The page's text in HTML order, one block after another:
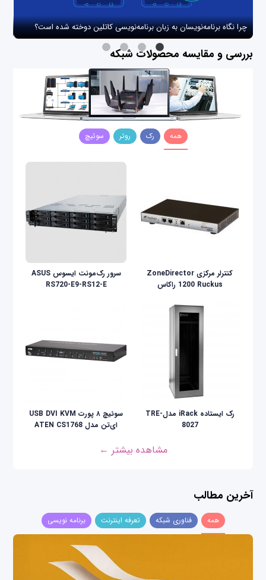
چرا نگاه برنامه‌نویسان به زبان برنامه‌نویسی کاتلین دوخته شده است؟
بررسی و مقایسه محصولات شبکه
همه رک روتر سوئیچ
کنترلر مرکزی ZoneDirector
1200 Ruckus راکاس
سرور رک‌مونت ایسوس ASUS
RS720-E9-RS12-E
رک ایستاده iRack مدلTRE-
8027
سوئیچ ۸ پورت USB DVI KVM
ای‌تن مدل ATEN CS1768
مشاهده بیشتر ←
آخرین مطالب
همه فناوری شبکه تعرفه اینترنت برنامه نویسی